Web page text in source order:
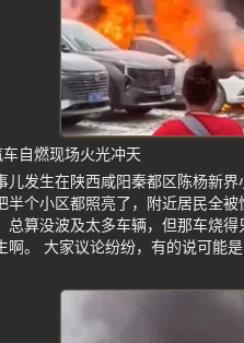
自燃现场火光冲天
儿发生在陕西咸阳秦都区陈杨新
半个小区都照亮了，附近居民全
总算没波及太多车辆，但那车烧
啊。 大家议论纷纷，有的说可能